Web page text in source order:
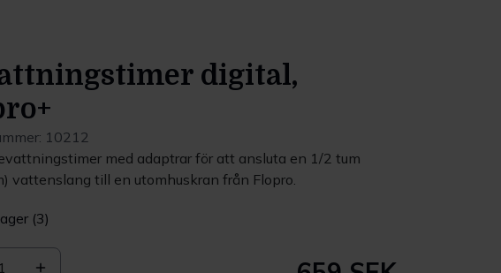
digital,
10212
med adaptrar för att ansluta en 1/2 tum
vattenslang till en utomhuskran från Flopro.
(3)
1